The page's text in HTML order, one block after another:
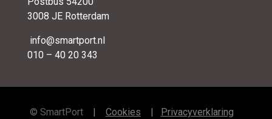
3008 JE Rotterdam
info@smartport.nl
010 – 40 20 343
© SmartPort | Cookies | Privacyverklaring